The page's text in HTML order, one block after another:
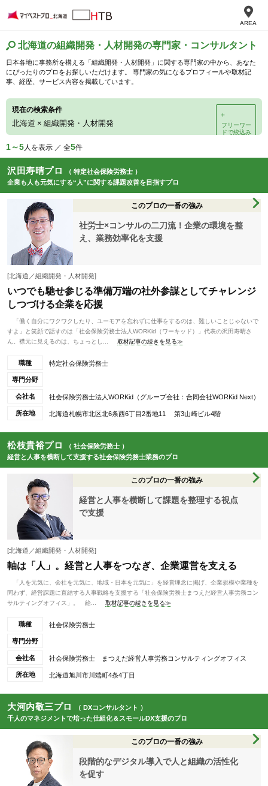
AREA
北海道の組織開発・人材開発の専門家・コンサルタント
日本各地に事務所を構える「組織開発・人材開発」に関する専門家の中から、あなた
にぴったりのプロをお探しいただけます。 専門家の気になるプロフィールや取材記
事、経歴、サービス内容を掲載しています。
現在の検索条件
北海道 × 組織開発・人材開発
＋
フリーワー
ドで絞込み
1～5人を表示 ／ 全5件
沢田寿晴プロ
（ 特定社会保険労務士 ）
企業も人も元気にする“人”に関する課題改善を目指すプロ
このプロの一番の強み
社労士×コンサルの二刀流！企業の環境を整
え、業務効率化を支援
[北海道／組織開発・人材開発]
いつでも馳せ参じる準備万端の社外参謀としてチャレンジ
しつづける企業を応援
「働く自分にワクワクしたり、ユーモアを忘れずに仕事をするのは、難しいことじゃないで
すよ」と笑顔で話すのは「社会保険労務士法人WORKid（ワーキッド）」代表の沢田寿晴さ
ん。襟元に見えるのは、ちょっとし...
取材記事の続きを見る≫
職種 特定社会保険労務士
専門分野
会社名 社会保険労務士法人WORKid（グループ会社：合同会社WORKid Next）
所在地 北海道札幌市北区北6条西6丁目2番地11 第3山崎ビル4階
松枝貴裕プロ
（ 社会保険労務士 ）
経営と人事を横断して支援する社会保険労務士業務のプロ
このプロの一番の強み
経営と人事を横断して課題を整理する視点
で支援
[北海道／組織開発・人材開発]
軸は「人」。経営と人事をつなぎ、企業運営を支える
「人を元気に、会社を元気に、地域・日本を元気に」を経営理念に掲げ、企業規模や業種を
問わず、経営課題に直結する人事戦略を支援する「社会保険労務士まつえだ経営人事労務コン
サルティングオフィス」。 給...
取材記事の続きを見る≫
職種 社会保険労務士
専門分野
会社名 社会保険労務士 まつえだ経営人事労務コンサルティングオフィス
所在地 北海道旭川市川端町4条4丁目
大河内敬三プロ
（ DXコンサルタント ）
千人のマネジメントで培った仕組化＆スモールDX支援のプロ
このプロの一番の強み
段階的なデジタル導入で人と組織の活性化
を促す